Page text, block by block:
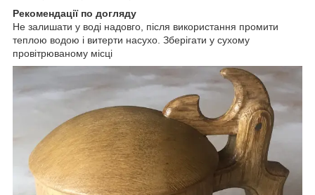
Рекомендації по догляду
Не залишати у воді надовго, після використання промити
теплою водою і витерти насухо. Зберігати у сухому
провітрюваному місці